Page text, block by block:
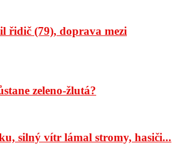
řidič (79), doprava mezi
zeleno-žlutá?
silný vítr lámal stromy, hasiči...